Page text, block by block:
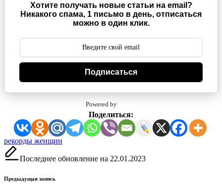
Хотите получать новые статьи на email?
Никакого спама, 1 письмо в день, отписаться
можно в один клик.
Подписаться
Powered by
Поделиться:
Метки:
рекорды женщин
Последнее обновление на 22.01.2023
Навигация
Предыдущая запись